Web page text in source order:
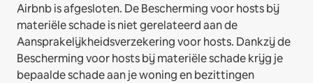
Airbnb is afgesloten. De Bescherming voor hosts bij
materiële schade is niet gerelateerd aan de
Aansprakelijkheidsverzekering voor hosts. Dankzij de
Bescherming voor hosts bij materiële schade krijg je
bepaalde schade aan je woning en bezittingen